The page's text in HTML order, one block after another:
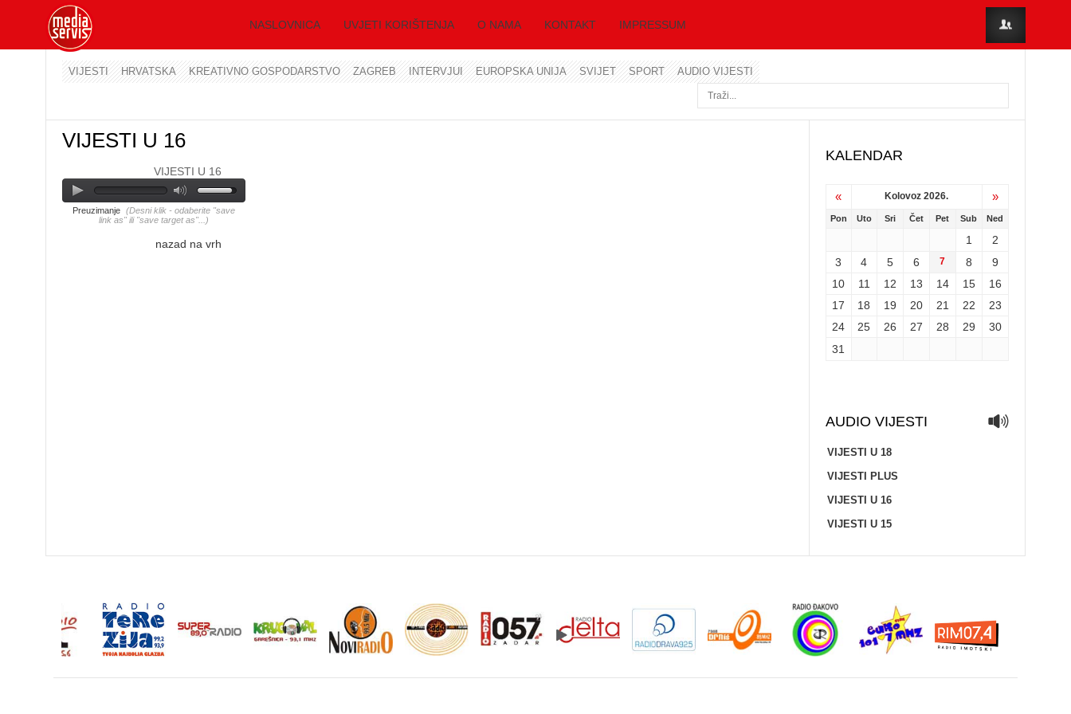
NASLOVNICA UVJETI KORIŠTENJA O NAMA KONTAKT IMPRESSUM
VIJESTI HRVATSKA KREATIVNO GOSPODARSTVO ZAGREB INTERVJUI EUROPSKA UNIJA SVIJET SPORT AUDIO VIJESTI
VIJESTI U 16
VIJESTI U 16
Preuzimanje (Desni klik - odaberite "save
link as" ili "save target as"...)
nazad na vrh
KALENDAR
« Kolovoz 2026. »
Pon Uto Sri Čet Pet Sub Ned
1
2
3
4 5 6 7 8
9
10
11 12 13 14 15
16
17
18 19 20 21 22
23
24
25 26 27 28 29
30
31
AUDIO VIJESTI
VIJESTI U 18
VIJESTI PLUS
VIJESTI U 16
VIJESTI U 15